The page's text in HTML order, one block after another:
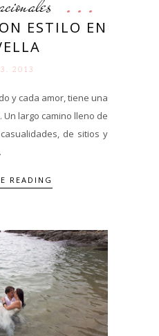
ESTILO EN
2013
y cada amor, tiene una
largo camino lleno de
de sitios y
READING